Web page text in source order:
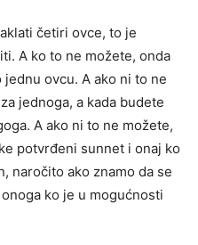
četiri ovce, to je
A ko to ne možete, onda
ovcu. A ako ni to ne
jednoga, a kada budete
A ako ni to ne možete,
potvrđeni sunnet i onaj ko
naročito ako znamo da se
ko je u mogućnosti